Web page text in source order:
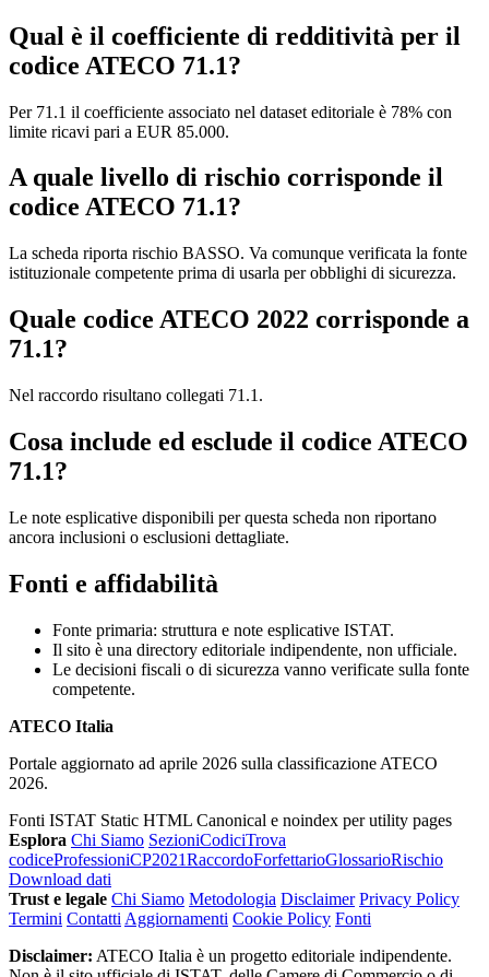
Qual è il coefficiente di redditività per il
codice ATECO 71.1?
Per 71.1 il coefficiente associato nel dataset editoriale è 78% con
limite ricavi pari a EUR 85.000.
A quale livello di rischio corrisponde il
codice ATECO 71.1?
La scheda riporta rischio BASSO. Va comunque verificata la fonte
istituzionale competente prima di usarla per obblighi di sicurezza.
Quale codice ATECO 2022 corrisponde a
71.1?
Nel raccordo risultano collegati 71.1.
Cosa include ed esclude il codice ATECO
71.1?
Le note esplicative disponibili per questa scheda non riportano
ancora inclusioni o esclusioni dettagliate.
Fonti e affidabilità
Fonte primaria: struttura e note esplicative ISTAT.
Il sito è una directory editoriale indipendente, non ufficiale.
Le decisioni fiscali o di sicurezza vanno verificate sulla fonte
competente.
ATECO Italia
Portale aggiornato ad aprile 2026 sulla classificazione ATECO
2026.
Fonti ISTAT Static HTML Canonical e noindex per utility pages
Esplora Chi Siamo SezioniCodiciTrova
codiceProfessioniCP2021RaccordoForfettarioGlossarioRischio
Download dati
Trust e legale Chi Siamo Metodologia Disclaimer Privacy Policy
Termini Contatti Aggiornamenti Cookie Policy Fonti
Disclaimer: ATECO Italia è un progetto editoriale indipendente.